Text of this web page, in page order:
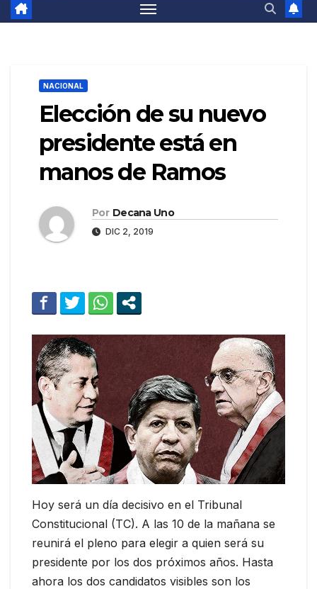
NACIONAL
Elección de su nuevo
presidente está en
manos de Ramos
Por Decana Uno
DIC 2, 2019
Hoy será un día decisivo en el Tribunal
Constitucional (TC). A las 10 de la mañana se
reunirá el pleno para elegir a quien será su
presidente por los dos próximos años. Hasta
ahora los dos candidatos visibles son los